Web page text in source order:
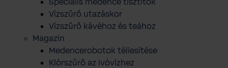
Speciális medence tisztítók
Vízszűrő utazáskor
Vízszűrő kávéhoz és teához
Magazin
Medencerobotok téliesítése
Klórszűrő az ivóvízhez